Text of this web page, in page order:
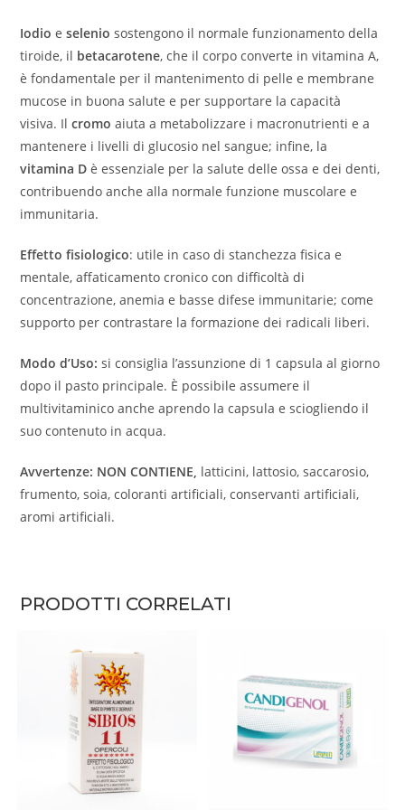
Iodio eselenio sostengono il normale funzionamento della
tiroide, il betacarotene, che il corpo converte in vitamina A,
è fondamentale per il mantenimento di pelle e membrane
mucose in buona salute e per supportare la capacità
visiva. Ilcromo aiuta a metabolizzare i macronutrienti e a
mantenere i livelli di glucosio nel sangue; infine, la
vitamina D è essenziale per la salute delle ossa e dei denti,
contribuendo anche alla normale funzione muscolare e
immunitaria.
Effetto fisiologico: utile in caso di stanchezza fisica e
mentale, affaticamento cronico con difficoltà di
concentrazione, anemia e basse difese immunitarie; come
supporto per contrastare la formazione dei radicali liberi.
Modo d’Uso:si consiglia l’assunzione di 1 capsula al giorno
dopo il pasto principale. È possibile assumere il
multivitaminico anche aprendo la capsula e sciogliendo il
suo contenuto in acqua.
Avvertenze: NON CONTIENE, latticini, lattosio, saccarosio,
frumento, soia, coloranti artificiali, conservanti artificiali,
aromi artificiali.
PRODOTTI CORRELATI